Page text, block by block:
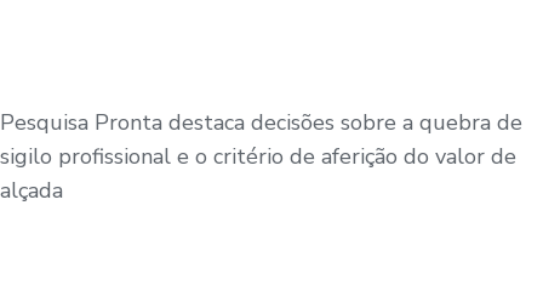
Pesquisa Pronta destaca decisões sobre a quebra de
sigilo profissional e o critério de aferição do valor de
alçada